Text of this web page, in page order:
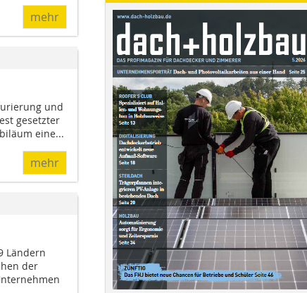
mehr
und
gesetzter
eine...
mehr
Ländern
der